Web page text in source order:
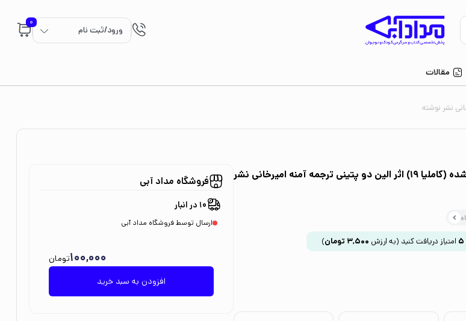
ورود/ثبت نام
0
مقالات
کتاب کاملیا فرشته شده (کاملیا 19) اثر الین دو پتینی ترجمه آمنه امیرخانی نشر
5 امتیاز دریافت کنید (به ارزش 3,500 تومان)
فروشگاه مداد آبی
10 در انبار
ارسال توسط فروشگاه مداد آبی
افزودن به سبد خرید
100,000تومان